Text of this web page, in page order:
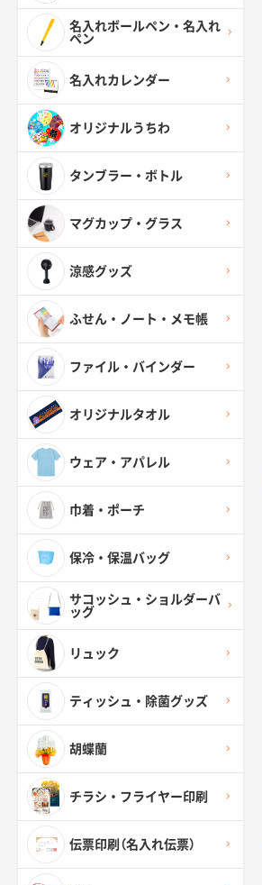
名入れボールペン・名入れ
ペン
名入れカレンダー
オリジナルうちわ
タンブラー・ボトル
マグカップ・グラス
涼感グッズ
ふせん・ノート・メモ帳
ファイル・バインダー
オリジナルタオル
ウェア・アパレル
巾着・ポーチ
保冷・保温バッグ
サコッシュ・ショルダーバ
ッグ
リュック
ティッシュ・除菌グッズ
胡蝶蘭
チラシ・フライヤー印刷
伝票印刷（名入れ伝票）